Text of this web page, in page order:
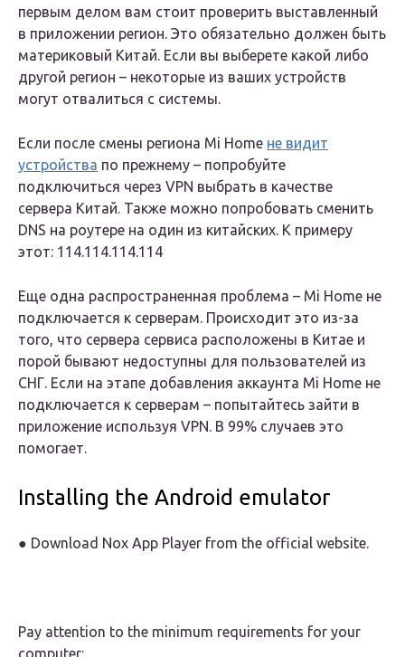
первым делом вам стоит проверить выставленный
в приложении регион. Это обязательно должен быть
материковый Китай. Если вы выберете какой либо
другой регион – некоторые из ваших устройств
могут отвалиться с системы.
Если после смены региона Mi Home не видит
устройства по прежнему – попробуйте
подключиться через VPN выбрать в качестве
сервера Китай. Также можно попробовать сменить
DNS на роутере на один из китайских. К примеру
этот: 114.114.114.114
Еще одна распространенная проблема – Mi Home не
подключается к серверам. Происходит это из-за
того, что сервера сервиса расположены в Китае и
порой бывают недоступны для пользователей из
СНГ. Если на этапе добавления аккаунта Mi Home не
подключается к серверам – попытайтесь зайти в
приложение используя VPN. В 99% случаев это
помогает.
Installing the Android emulator
● Download Nox App Player from the official website.
Pay attention to the minimum requirements for your